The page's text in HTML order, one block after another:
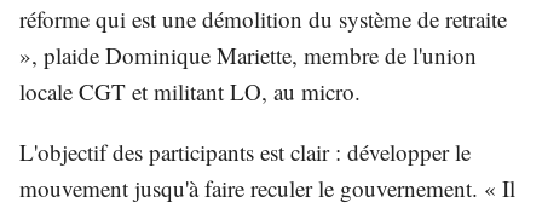
réforme qui est une démolition du système de retraite
», plaide Dominique Mariette, membre de l'union
locale CGT et militant LO, au micro.
L'objectif des participants est clair : développer le
mouvement jusqu'à faire reculer le gouvernement. « Il